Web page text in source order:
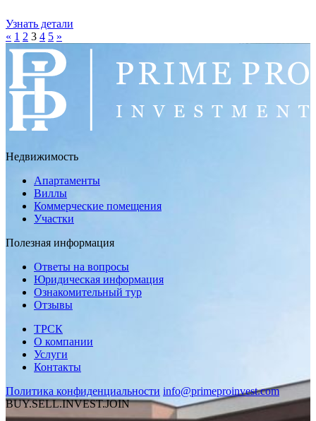
Узнать детали
« 1 2 3 4 5 »
Недвижимость
Апартаменты
Виллы
Коммерческие помещения
Участки
Полезная информация
Ответы на вопросы
Юридическая информация
Ознакомительный тур
Отзывы
ТРСК
О компании
Услуги
Контакты
Политика конфиденциальности info@primeproinvest.com
BUY.SELL.INVEST.JOIN